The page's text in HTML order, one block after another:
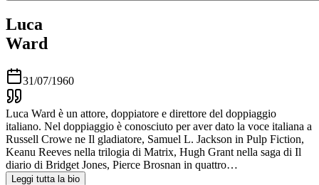
Luca
Ward
31/07/1960
Luca Ward è un attore, doppiatore e direttore del doppiaggio
italiano. Nel doppiaggio è conosciuto per aver dato la voce italiana a
Russell Crowe ne Il gladiatore, Samuel L. Jackson in Pulp Fiction,
Keanu Reeves nella trilogia di Matrix, Hugh Grant nella saga di Il
diario di Bridget Jones, Pierce Brosnan in quattro…
Leggi tutta la bio